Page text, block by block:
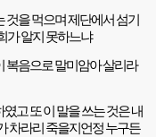
을 먹으며 제단에서 섬기
가 알지 못하느냐
복음으로 말미암아 살리라
고 또 이 말을 쓰는 것은 내
차라리 죽을지언정 누구든